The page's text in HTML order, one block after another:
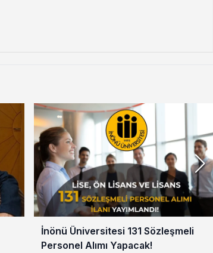
İnönü Üniversitesi 131 Sözleşmeli
Personel Alımı Yapacak!